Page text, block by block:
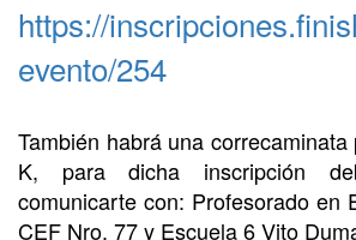
https://
evento/254
También habrá una
K, para dicha inscripción
comunicarte con: Profesorado en
CEF Nro. 77 y Escuela 6 Vito